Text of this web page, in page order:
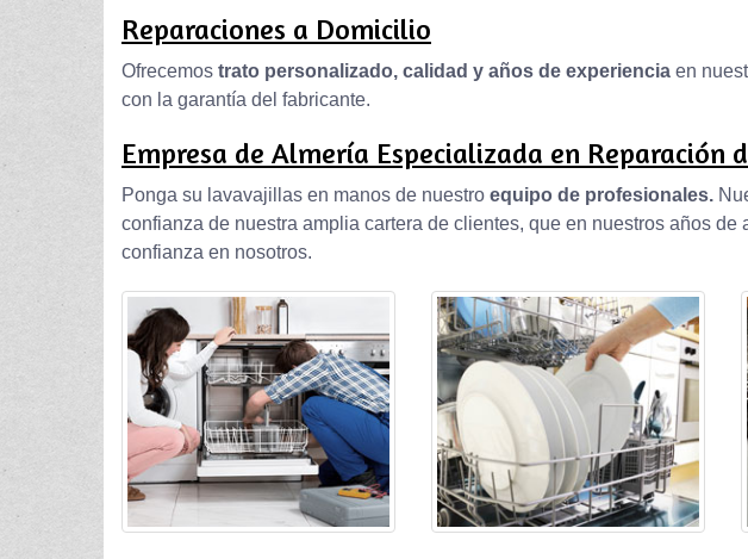
Reparaciones a Domicilio
Ofrecemos trato personalizado, calidad y años de experiencia en
con la garantía del fabricante.
Empresa de Almería Especializada en Reparación
Ponga su lavavajillas en manos de nuestro equipo de profesionales.
confianza de nuestra amplia cartera de clientes, que en nuestros años de
confianza en nosotros.